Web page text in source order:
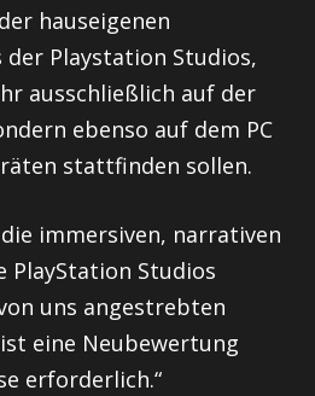
hauseigenen
der Playstation Studios,
ausschließlich auf der
ebenso auf dem PC
stattfinden sollen.
die immersiven, narrativen
PlayStation Studios
uns angestrebten
eine Neubewertung
erforderlich.“